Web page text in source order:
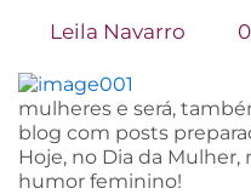
Leila Navarro
mulheres e será,
blog com posts
Hoje, no Dia da
humor feminino!